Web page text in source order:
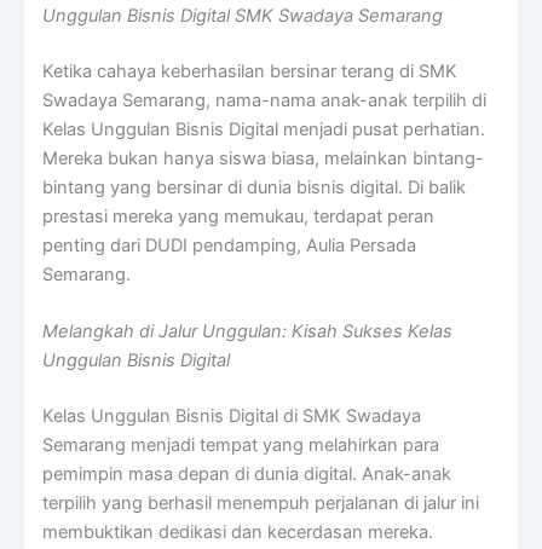
Unggulan Bisnis Digital SMK Swadaya Semarang
Ketika cahaya keberhasilan bersinar terang di SMK
Swadaya Semarang, nama-nama anak-anak terpilih di
Kelas Unggulan Bisnis Digital menjadi pusat perhatian.
Mereka bukan hanya siswa biasa, melainkan bintang-
bintang yang bersinar di dunia bisnis digital. Di balik
prestasi mereka yang memukau, terdapat peran
penting dari DUDI pendamping, Aulia Persada
Semarang.
Melangkah di Jalur Unggulan: Kisah Sukses Kelas
Unggulan Bisnis Digital
Kelas Unggulan Bisnis Digital di SMK Swadaya
Semarang menjadi tempat yang melahirkan para
pemimpin masa depan di dunia digital. Anak-anak
terpilih yang berhasil menempuh perjalanan di jalur ini
membuktikan dedikasi dan kecerdasan mereka.